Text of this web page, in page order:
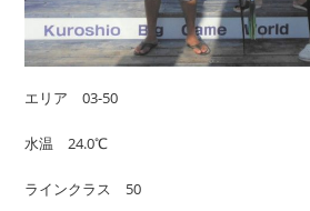
エリア 03-50
水温 24.0℃
ラインクラス 50